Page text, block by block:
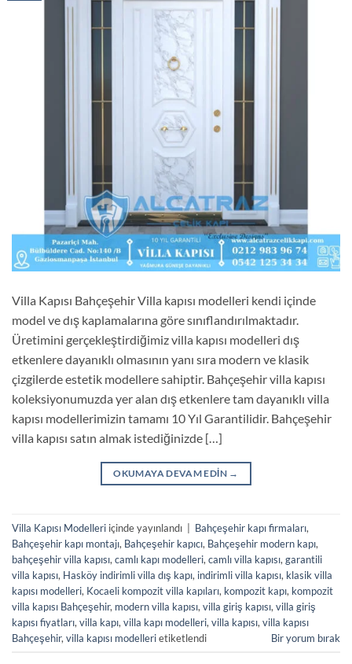
Villa Kapısı Bahçeşehir Villa kapısı modelleri kendi içinde
model ve dış kaplamalarına göre sınıflandırılmaktadır.
Üretimini gerçekleştirdiğimiz villa kapısı modelleri dış
etkenlere dayanıklı olmasının yanı sıra modern ve klasik
çizgilerde estetik modellere sahiptir. Bahçeşehir villa kapısı
koleksiyonumuzda yer alan dış etkenlere tam dayanıklı villa
kapısı modellerimizin tamamı 10 Yıl Garantilidir. Bahçeşehir
villa kapısı satın almak istediğinizde […]
OKUMAYA DEVAM EDIN →
Villa Kapısı Modelleri içinde yayınlandı Bahçeşehir kapı firmaları,
Bahçeşehir kapı montajı, Bahçeşehir kapıcı, Bahçeşehir modern kapı,
bahçeşehir villa kapısı, camlı kapı modelleri, camlı villa kapısı, garantili
villa kapısı, Hasköy indirimli villa dış kapı, indirimli villa kapısı, klasik villa
kapısı modelleri, Kocaeli kompozit villa kapıları, kompozit kapı, kompozit
villa kapısı Bahçeşehir, modern villa kapısı, villa giriş kapısı, villa giriş
kapısı fiyatları, villa kapı, villa kapı modelleri, villa kapısı, villa kapısı
Bahçeşehir, villa kapısı modellerietiketlendi Bir yorum bırak